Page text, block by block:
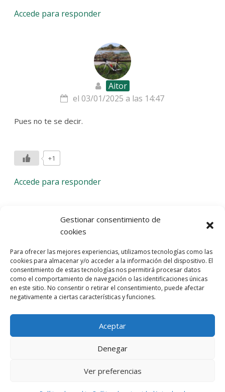
Gestionar consentimiento de
cookies
Para ofrecer las mejores experiencias, utilizamos tecnologías como las
cookies para almacenar y/o acceder a la información del dispositivo. El
consentimiento de estas tecnologías nos permitirá procesar datos
como el comportamiento de navegación o las identificaciones únicas
en este sitio. No consentir o retirar el consentimiento, puede afectar
negativamente a ciertas características y funciones.
Aceptar
Denegar
Ver preferencias
Accede para responder
Aitor
el 03/01/2025 a las 14:47
Pues no te se decir.
+1
Accede para responder
Deja una respuesta
comentario.
Entra con tu red social
He leído y acepto laPolítica de Privacidad